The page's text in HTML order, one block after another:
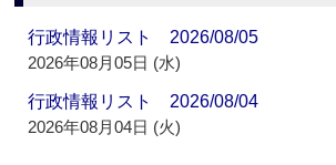
行政情報リスト 2026/08/05
2026年08月05日 (水)
行政情報リスト 2026/08/04
2026年08月04日 (火)